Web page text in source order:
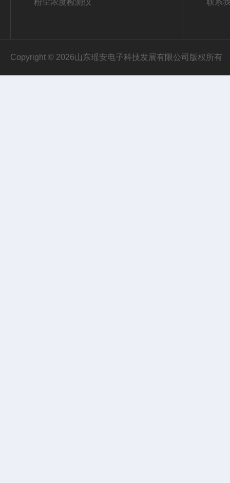
粉尘浓度检测仪 联系
Copyright © 2026山东瑶安电子科技发展有限公司版权所有